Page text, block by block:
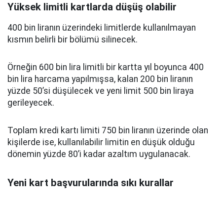
Yüksek limitli kartlarda düşüş olabilir
400 bin liranın üzerindeki limitlerde kullanılmayan
kısmın belirli bir bölümü silinecek.
Örneğin 600 bin lira limitli bir kartta yıl boyunca 400
bin lira harcama yapılmışsa, kalan 200 bin liranın
yüzde 50’si düşülecek ve yeni limit 500 bin liraya
gerileyecek.
Toplam kredi kartı limiti 750 bin liranın üzerinde olan
kişilerde ise, kullanılabilir limitin en düşük olduğu
dönemin yüzde 80’i kadar azaltım uygulanacak.
Yeni kart başvurularında sıkı kurallar